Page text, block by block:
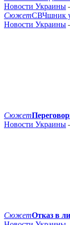
Новости Украины
СюжетСВЧшник
Новости Украины
Сюжет
Новости Украины
СюжетОтказ в